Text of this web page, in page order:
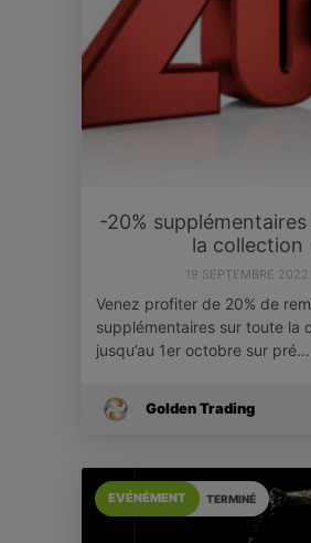
-20%
la collection
19 SEPTEMBRE 2022
Venez profiter de 20% de
supplémentaires sur toute la
jusqu’au 1er octobre sur pré…
Golden Trading
TERMINÉ
EVÉNÉMENT